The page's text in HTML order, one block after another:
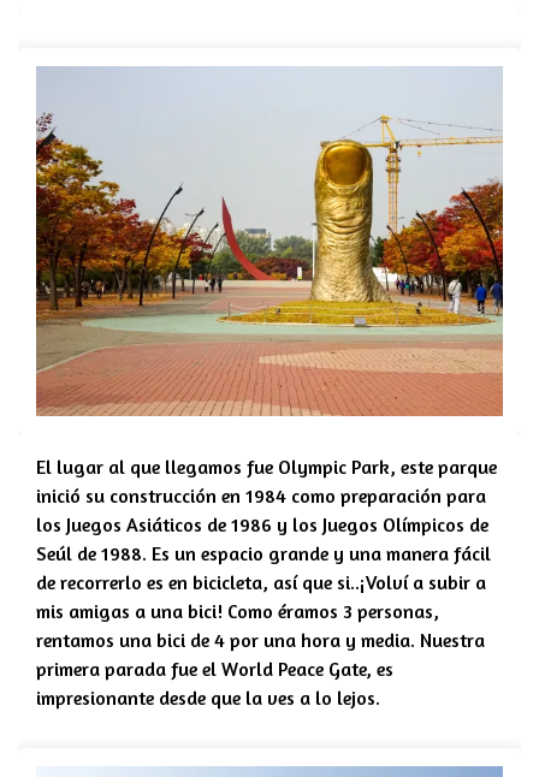
El lugar al que llegamos fue Olympic Park, este parque
inició su construcción en 1984 como preparación para
los Juegos Asiáticos de 1986 y los Juegos Olímpicos de
Seúl de 1988. Es un espacio grande y una manera fácil
de recorrerlo es en bicicleta, así que si..¡Volví a subir a
mis amigas a una bici! Como éramos 3 personas,
rentamos una bici de 4 por una hora y media. Nuestra
primera parada fue el World Peace Gate, es
impresionante desde que la ves a lo lejos.